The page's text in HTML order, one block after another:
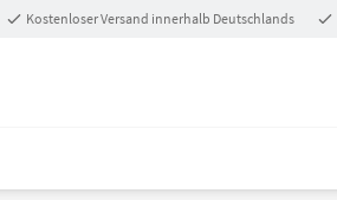
Kostenloser Versand innerhalb Deutschlands